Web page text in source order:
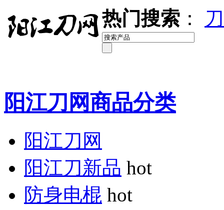
热门搜索 ：
阳江刀网商品分类
阳江刀网
阳江刀新品 hot
防身电棍 hot